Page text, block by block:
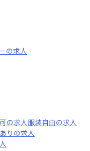
の求人
の求人服装自由の求人
り の求人